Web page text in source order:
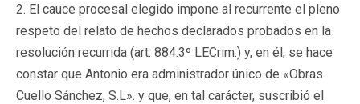
2. El cauce procesal elegido impone al recurrente el pleno
respeto del relato de hechos declarados probados en la
resolución recurrida (art. 884.3º LECrim.) y, en él, se hace
constar que Antonio era administrador único de «Obras
Cuello Sánchez, S.L». y que, en tal carácter, suscribió el